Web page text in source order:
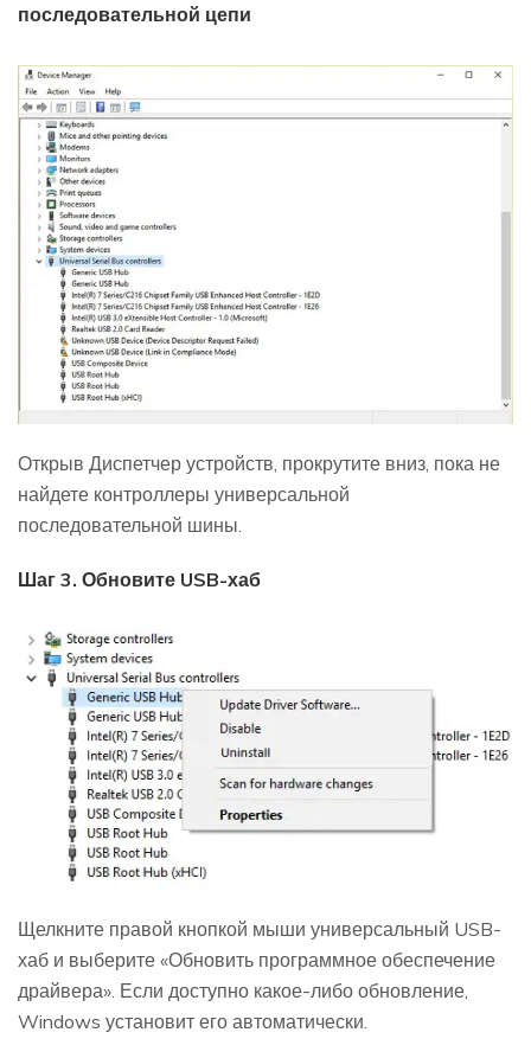
последовательной цепи
Открыв Диспетчер устройств, прокрутите вниз, пока не
найдете контроллеры универсальной
последовательной шины.
Шаг 3. Обновите USB-хаб
Щелкните правой кнопкой мыши универсальный USB-
хаб и выберите «Обновить программное обеспечение
драйвера». Если доступно какое-либо обновление,
Windows установит его автоматически.